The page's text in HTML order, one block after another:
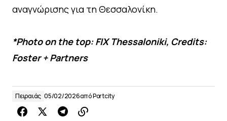
αναγνώρισης για τη Θεσσαλονίκη.
*Photo on the top: FIX Thessaloniki, Credits:
Foster + Partners
Πειραιάς 05/02/2026απόPortcity